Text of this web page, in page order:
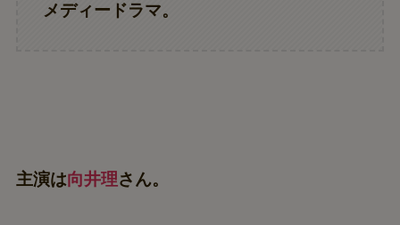
メディードラマ。
主演は向井理さん。